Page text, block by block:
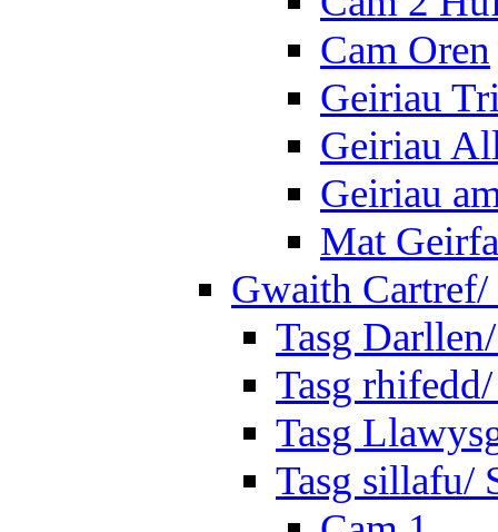
Cam Oren
Geiriau
Geiriau
Geiriau
Mat
Gwaith
Tasg
Tasg
Tasg
Tasg sillafu/